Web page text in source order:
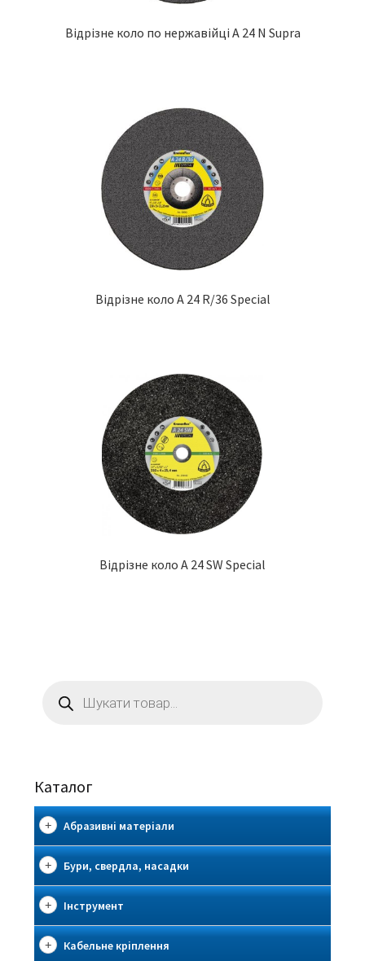
Відрізне коло по нержавійці A 24 N Supra
Відрізне коло A 24 R/36 Special
Відрізне коло A 24 SW Special
товарів
Каталог
Абразивні матеріали
Бури, свердла, насадки
Інструмент
Кабельне кріплення